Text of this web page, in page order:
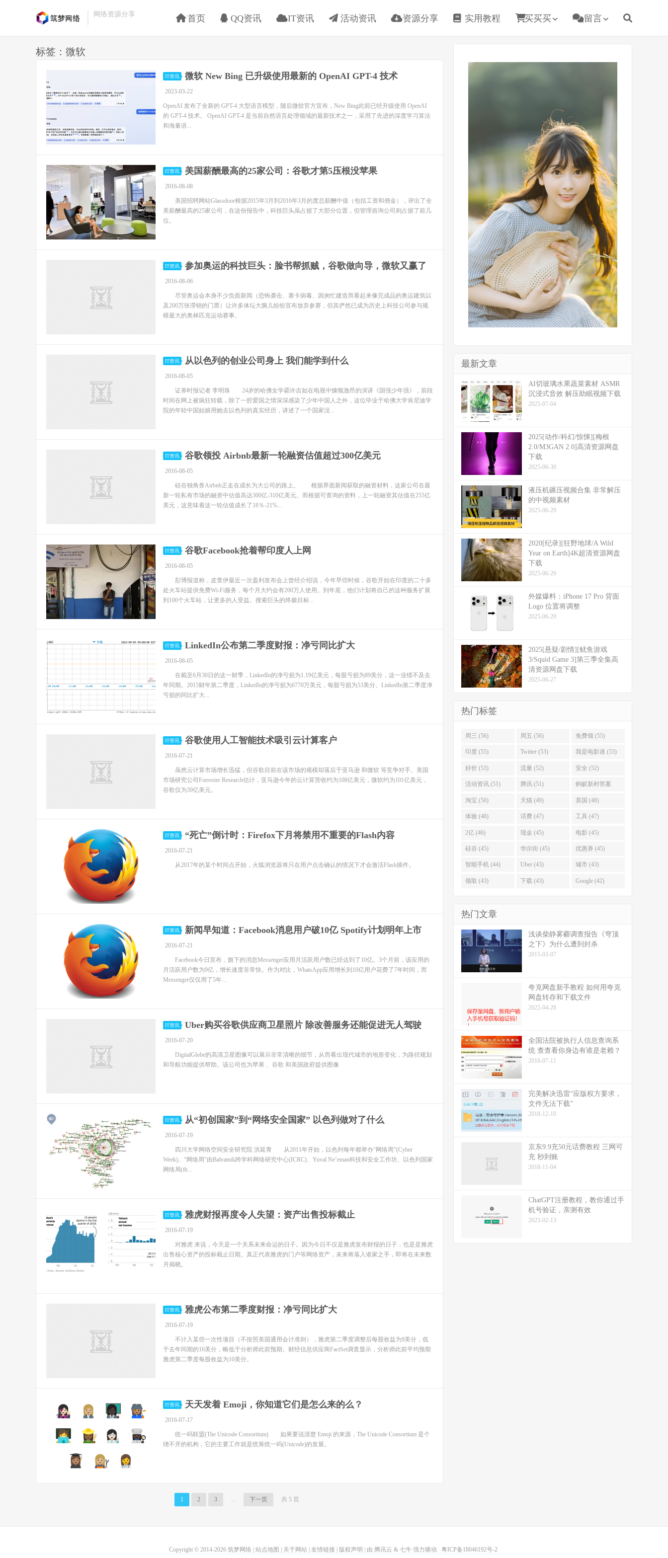
网络资源分享 首页 QQ资讯 IT资讯 活动资讯 资源分享 实用教程 买买买 留言
标签：微软
IT资讯 微软 New Bing 已升级使用最新的 OpenAI GPT-4 技术
2023-03-22
OpenAI 发布了全新的 GPT-4 大型语言模型，随后微软官方宣布，New Bing此前已经升级使用 OpenAI
的 GPT-4 技术。 OpenAI GPT-4 是当前自然语言处理领域的最新技术之一，采用了先进的深度学习算法
和海量语...
IT资讯 美国薪酬最高的25家公司：谷歌才第5压根没苹果
2016-08-08
美国招聘网站Glassdoor根据2015年3月到2016年3月的度总薪酬中值（包括工资和佣金），评出了全
美薪酬最高的25家公司，在这份报告中，科技巨头虽占据了大部分位置，但管理咨询公司则占据了前几
位。
IT资讯 参加奥运的科技巨头：脸书帮抓贼，谷歌做向导，微软又赢了
2016-08-06
尽管奥运会本身不少负面新闻（恐怖袭击、寨卡病毒、因匆忙建造而看起来像完成品的奥运建筑以
及200万张滞销的门票）让许多体坛大腕儿纷纷宣布放弃参赛，但其俨然已成为历史上科技公司参与规
模最大的奥林匹克运动赛事。
IT资讯 从以色列的创业公司身上 我们能学到什么
2016-08-05
证券时报记者 李明珠 24岁的哈佛女学霸许吉如在电视中慷慨激昂的演讲《国强少年强》，前段
时间在网上被疯狂转载，除了一腔爱国之情深深感染了少年中国人之外，这位毕业于哈佛大学肯尼迪学
院的年轻中国姑娘用她去以色列的真实经历，讲述了一个国家没...
IT资讯 谷歌领投 Airbnb最新一轮融资估值超过300亿美元
2016-08-05
硅谷独角兽Airbnb正走在成长为大公司的路上。 根据界面新闻获取的融资材料，这家公司在最
新一轮私有市场的融资中估值高达300亿-310亿美元。而根据可查询的资料，上一轮融资其估值在255亿
美元，这意味着这一轮估值成长了18％-21%...
IT资讯 谷歌Facebook抢着帮印度人上网
2016-08-05
彭博报道称，皮查伊最近一次盈利发布会上曾经介绍说，今年早些时候，谷歌开始在印度的二十多
处火车站提供免费Wi-Fi服务，每个月大约会有200万人使用。到年底，他们计划将自己的这种服务扩展
到100个火车站，让更多的人受益。搜索巨头的终极目标...
IT资讯 LinkedIn公布第二季度财报：净亏同比扩大
2016-08-05
在截至6月30日的这一财季，LinkedIn的净亏损为1.19亿美元，每股亏损为89美分，这一业绩不及去
年同期。2015财年第二季度，LinkedIn的净亏损为6770万美元，每股亏损为53美分。LinkedIn第二季度净
亏损的同比扩大...
IT资讯 谷歌使用人工智能技术吸引云计算客户
2016-07-21
虽然云计算市场增长迅猛，但谷歌目前在该市场的规模却落后于亚马逊 和微软 等竞争对手。美国
市场研究公司Forrester Research估计，亚马逊今年的云计算营收约为108亿美元，微软约为101亿美元，
谷歌仅为39亿美元。
IT资讯 “死亡”倒计时：Firefox下月将禁用不重要的Flash内容
2016-07-21
从2017年的某个时间点开始，火狐浏览器将只在用户点击确认的情况下才会激活Flash插件。
IT资讯 新闻早知道：Facebook消息用户破10亿 Spotify计划明年上市
2016-07-21
Facebook今日宣布，旗下的消息Messenger应用月活跃用户数已经达到了10亿。3个月前，该应用的
月活跃用户数为9亿，增长速度非常快。作为对比，WhatsApp应用增长到10亿用户花费了7年时间，而
Messenger仅仅用了5年...
IT资讯 Uber购买谷歌供应商卫星照片 除改善服务还能促进无人驾驶
2016-07-20
DigitalGlobe的高清卫星图像可以展示非常清晰的细节，从而看出现代城市的地形变化，为路径规划
和导航功能提供帮助。该公司也为苹果 、谷歌 和美国政府提供图像
IT资讯 从“初创国家”到“网络安全国家” 以色列做对了什么
2016-07-19
四川大学网络空间安全研究院 洪延青 从2011年开始，以色列每年都举办“网络周”(Cyber
Week)。“网络周”由Balvatnik跨学科网络研究中心(ICRC)、Yuval Ne’eman科技和安全工作坊、以色列国家
网络局(th...
IT资讯 雅虎财报再度令人失望：资产出售投标截止
2016-07-19
对雅虎 来说，今天是一个关系未来命运的日子。因为今日不仅是雅虎发布财报的日子，也是是雅虎
出售核心资产的投标截止日期。真正代表雅虎的门户等网络资产，未来将落入谁家之手，即将在未来数
月揭晓。
IT资讯 雅虎公布第二季度财报：净亏同比扩大
2016-07-19
不计入某些一次性项目（不按照美国通用会计准则），雅虎第二季度调整后每股收益为9美分，低
于去年同期的16美分，略低于分析师此前预期。财经信息供应商FactSet调查显示，分析师此前平均预期
雅虎第二季度每股收益为10美分。
IT资讯 天天发着 Emoji，你知道它们是怎么来的么？
2016-07-17
统一码联盟(The Unicode Consortium) 如果要说清楚 Emoji 的来源，The Unicode Consortium 是个
绕不开的机构，它的主要工作就是统筹统一码(Unicode)的发展。
1 2 3 ... 下一页 共 5 页
最新文章
​​AI切玻璃水果蔬菜素材 ASMR
沉浸式音效 解压助眠视频下载
2025-07-04
2025[动作/科幻/惊悚][梅根
2.0/M3GAN 2.0]高清资源网盘
下载
2025-06-30
液压机碾压视频合集 非常解压
的中视频素材
2025-06-29
2020[纪录][狂野地球/A Wild
Year on Earth]4K超清资源网盘
下载
2025-06-29
外媒爆料：​​iPhone 17 Pro 背面
Logo 位置将调整​​
2025-06-29
2025[悬疑/剧情][鱿鱼游戏
3/Squid Game 3]第三季全集高
清资源网盘下载
2025-06-27
热门标签
周三 (56) 周五 (56) 免费领 (55)
印度 (55) Twitter (53) 我是电影迷 (53)
好价 (53) 流量 (52) 安全 (52)
活动资讯 (51) 腾讯 (51) 蚂蚁新村答案
(51)
淘宝 (50) 天猫 (49) 英国 (48)
体验 (48) 话费 (47) 工具 (47)
2亿 (46) 现金 (45) 电影 (45)
硅谷 (45) 华尔街 (45) 优惠券 (45)
智能手机 (44) Uber (43) 城市 (43)
领取 (43) 下载 (43) Google (42)
热门文章
浅谈柴静雾霾调查报告《穹顶
之下》为什么遭到封杀
2015-03-07
夸克网盘新手教程 如何用夸克
网盘转存和下载文件
2022-04-28
全国法院被执行人信息查询系
统 查查看你身边有谁是老赖？
2018-07-11
完美解决迅雷“应版权方要求，
文件无法下载”
2018-12-10
京东9.9充50元话费教程 三网可
充 秒到账
2018-11-04
ChatGPT注册教程，教你通过手
机号验证，亲测有效
2023-02-13
Copyright © 2014-2026 筑梦网络 站点地图 关于网站 友情链接 版权声明 | 由 腾讯云 & 七牛 强力驱动 粤ICP备18046192号-2